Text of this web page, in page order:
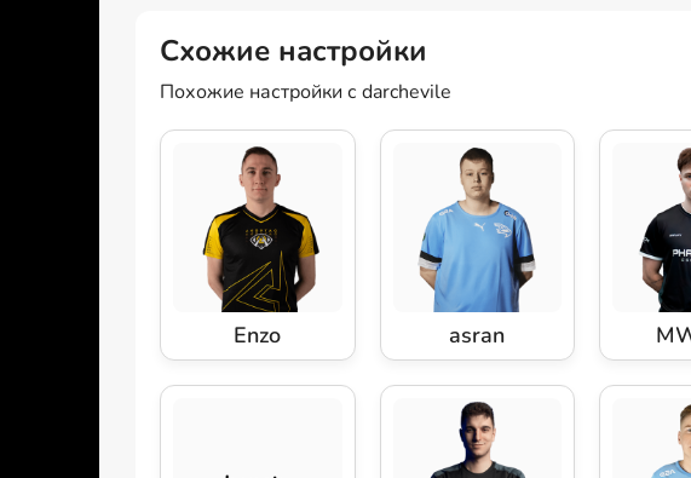
Схожие настройки
Похожие настройки с darchevile
Enzo asran